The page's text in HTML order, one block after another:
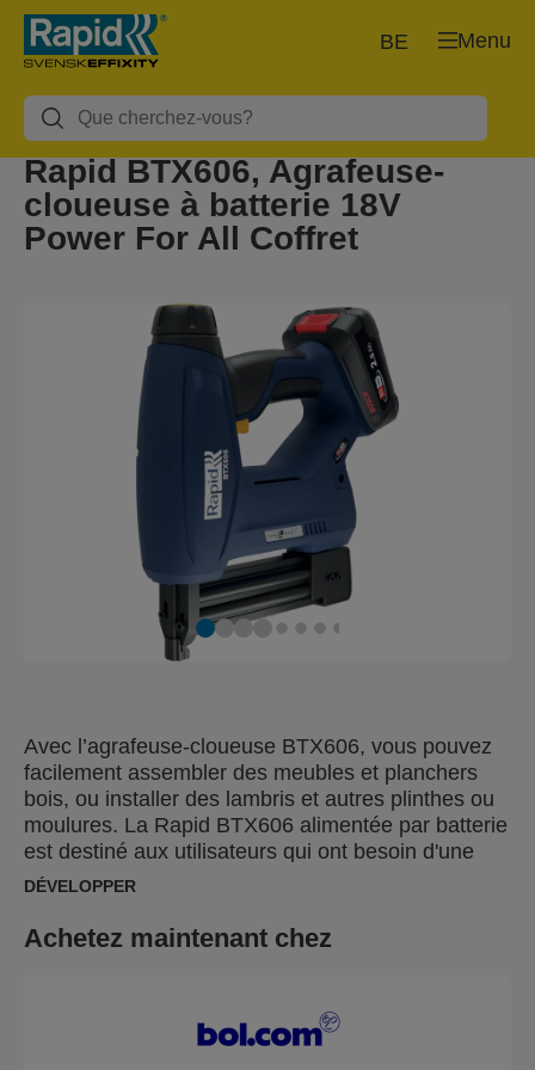
Menu
BE
Rapid BTX606, Agrafeuse-
cloueuse à batterie 18V
Power For All Coffret
Avec l’agrafeuse-cloueuse BTX606, vous pouvez
facilement assembler des meubles et planchers
bois, ou installer des lambris et autres plinthes ou
moulures. La Rapid BTX606 alimentée par batterie
est destiné aux utilisateurs qui ont besoin d'une
agrafeuse-cloueuse puissante pour la pose
que les panneaux de masonite, contreplaqué et les
avec des clous de finition Rapid no. 8, 15–30 mm,
pour les travaux où les clous à tête plate sont plus
DÉVELOPPER
Achetez maintenant chez